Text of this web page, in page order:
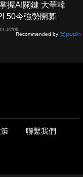
握AI關鍵 大華韓
50今強勢開募
行銷方案
Recommended by
聯繫我們